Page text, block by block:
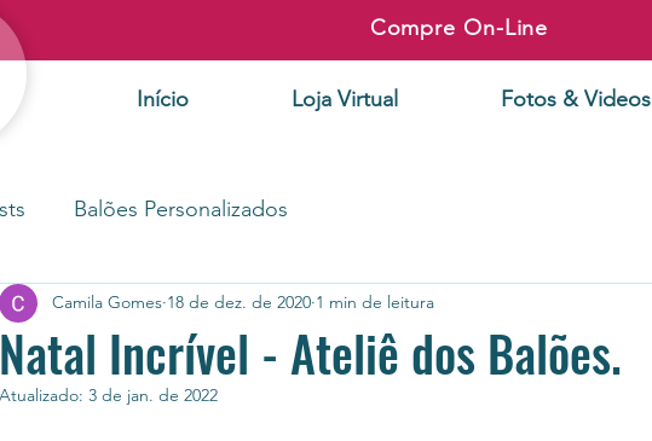
Compre On-Line
Início Loja Virtual Fotos & Videos
Balões Personalizados
Natal Incrível - Ateliê dos Balões.
Camila Gomes 18 de dez. de 2020 1 min de leitura
Atualizado: 3 de jan. de 2022